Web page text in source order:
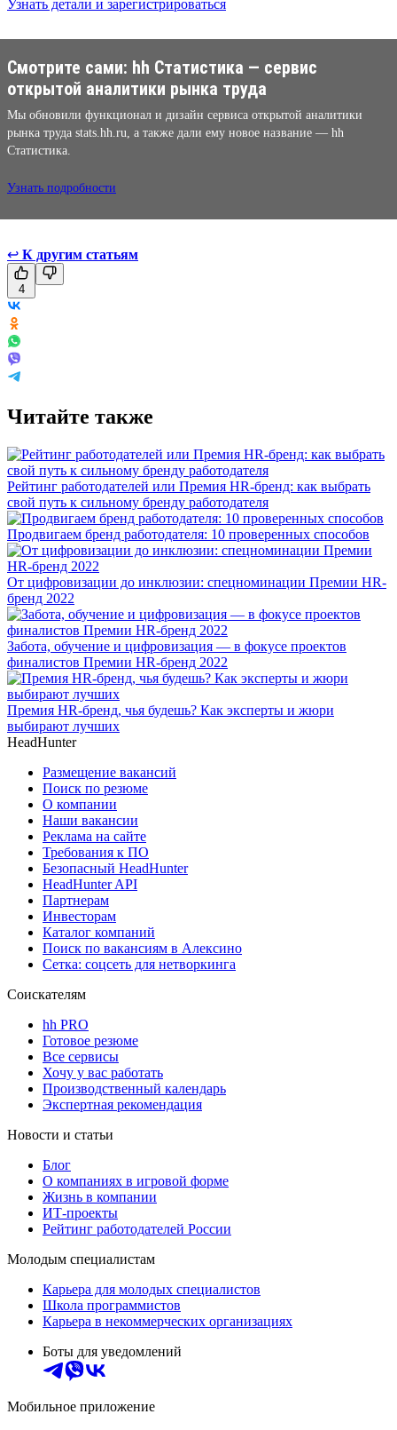
Узнать детали и зарегистрироваться
Смотрите сами: hh Cтатистика — сервис
открытой аналитики рынка труда
Мы обновили функционал и дизайн сервиса открытой аналитики
рынка труда stats.hh.ru, а также дали ему новое название — hh
Cтатистика.
Узнать подробности
↩ К другим статьям
4
Читайте также
Рейтинг работодателей или Премия HR-бренд: как выбрать
свой путь к сильному бренду работодателя
Продвигаем бренд работодателя: 10 проверенных способов
От цифровизации до инклюзии: спецноминации Премии HR-
бренд 2022
Забота, обучение и цифровизация — в фокусе проектов
финалистов Премии HR-бренд 2022
Премия HR-бренд, чья будешь? Как эксперты и жюри
выбирают лучших
HeadHunter
Размещение вакансий
Поиск по резюме
О компании
Наши вакансии
Реклама на сайте
Требования к ПО
Безопасный HeadHunter
HeadHunter API
Партнерам
Инвесторам
Каталог компаний
Поиск по вакансиям в Алексино
Сетка: соцсеть для нетворкинга
Соискателям
hh PRO
Готовое резюме
Все сервисы
Хочу у вас работать
Производственный календарь
Экспертная рекомендация
Новости и статьи
Блог
О компаниях в игровой форме
Жизнь в компании
ИТ-проекты
Рейтинг работодателей России
Молодым специалистам
Карьера для молодых специалистов
Школа программистов
Карьера в некоммерческих организациях
Боты для уведомлений
Мобильное приложение